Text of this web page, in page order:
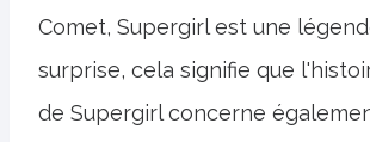
Comet, Supergirl est une
surprise, cela signifie que
de Supergirl concerne